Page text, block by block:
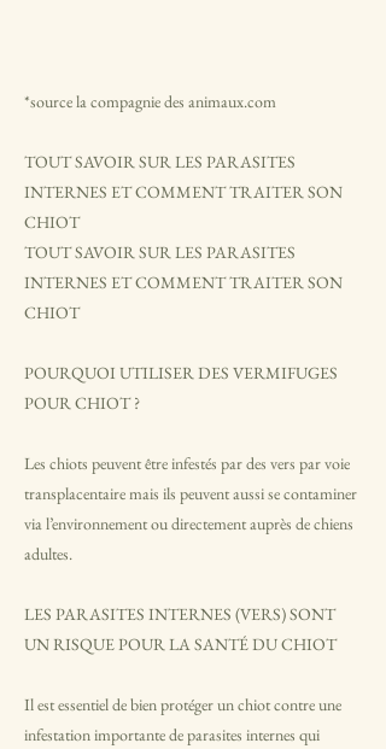
*source la compagnie des animaux.com
TOUT SAVOIR SUR LES PARASITES
INTERNES ET COMMENT TRAITER SON
CHIOT
TOUT SAVOIR SUR LES PARASITES
INTERNES ET COMMENT TRAITER SON
CHIOT
POURQUOI UTILISER DES VERMIFUGES
POUR CHIOT ?
Les chiots peuvent être infestés par des vers par voie
transplacentaire mais ils peuvent aussi se contaminer
via l’environnement ou directement auprès de chiens
adultes.
LES PARASITES INTERNES (VERS) SONT
UN RISQUE POUR LA SANTÉ DU CHIOT
Il est essentiel de bien protéger un chiot contre une
infestation importante de parasites internes qui